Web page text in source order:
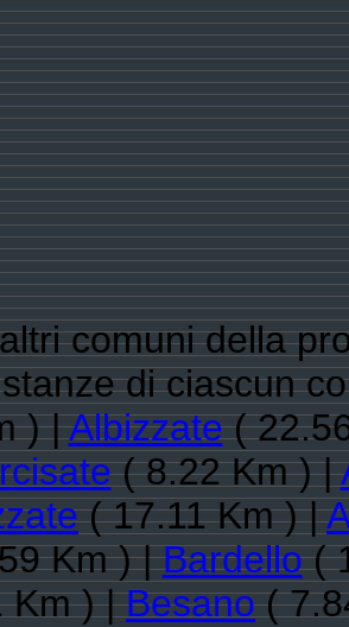
comuni della
di ciascun
) |Albizzate(
( 8.22 Km ) |
( 17.11 Km ) |
Km ) |Bardello(
Km ) |Besano(